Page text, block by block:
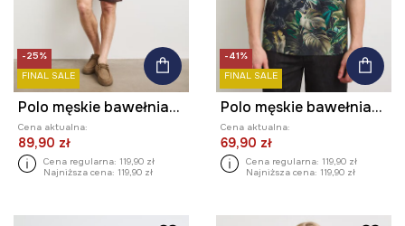
-25%
FINAL SALE
Polo męskie bawełniane z elastanem z motywem roślinnym
Cena aktualna:
89,90 zł
Cena regularna: 119,90 zł
Najniższa cena: 119,90 zł
-41%
FINAL SALE
Polo męskie bawełniane z elastanem
Cena aktualna:
69,90 zł
Cena regularna: 119,90 zł
Najniższa cena: 119,90 zł